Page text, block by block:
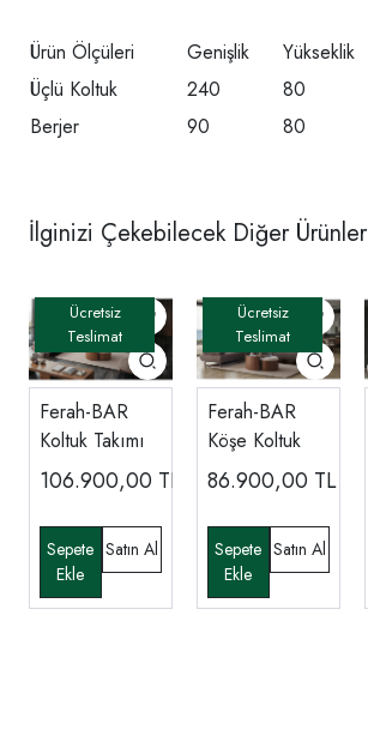
Ürün Ölçüleri Genişlik Yükseklik
Üçlü Koltuk
240 80
Berjer
90 80
İlginizi Çekebilecek Diğer Ürünler
Ferah-BAR
Koltuk Takımı
106.900,00 TL
Ferah-BAR
Köşe Koltuk
86.900,00 TL